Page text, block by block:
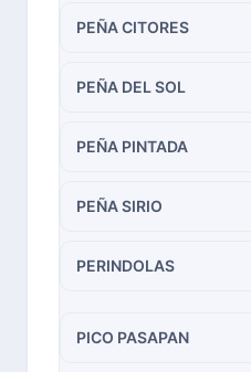
PEÑA CITORES
PEÑA DEL SOL
PEÑA PINTADA
PEÑA SIRIO
PERINDOLAS
PICO PASAPAN